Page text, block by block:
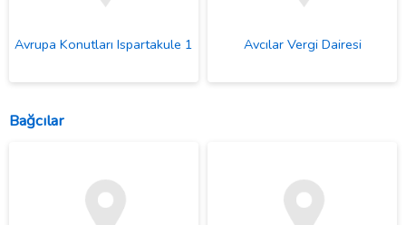
Avrupa Konutları Ispartakule 1 Avcılar Vergi Dairesi
Bağcılar